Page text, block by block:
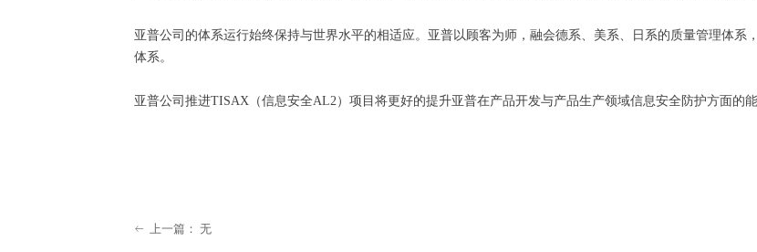
亚普公司的体系运行始终保持与世界水平的相适应。亚普以顾客为师，融会德系、美系、日系的质量管理体系
体系。
亚普公司推进TISAX（信息安全AL2）项目将更好的提升亚普在产品开发与产品生产领域信息安全防护方面的
ꂃ 上一篇： 无